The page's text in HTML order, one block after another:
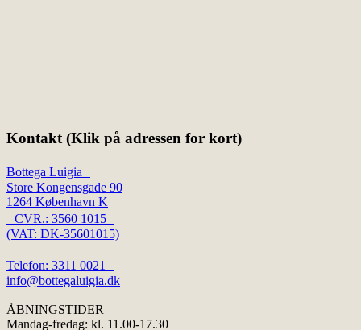
Kontakt (Klik på adressen for kort)
Bottega Luigia
Store Kongensgade 90
1264 København K
CVR.: 3560 1015
(VAT: DK-35601015)
Telefon: 3311 0021
info@bottegaluigia.dk
ÅBNINGSTIDER
Mandag-fredag: kl. 11.00-17.30